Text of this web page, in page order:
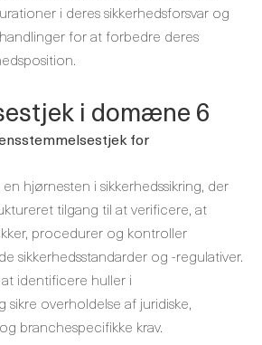
i deres sikkerhedsforsvar og
for at forbedre deres
i domæne 6
for
hjørnesten i sikkerhedssikring, der
tilgang til at verificere, at
procedurer og kontroller
sikkerhedsstandarder og -regulativer.
identificere huller i
sikre overholdelse af juridiske,
branchespecifikke krav.